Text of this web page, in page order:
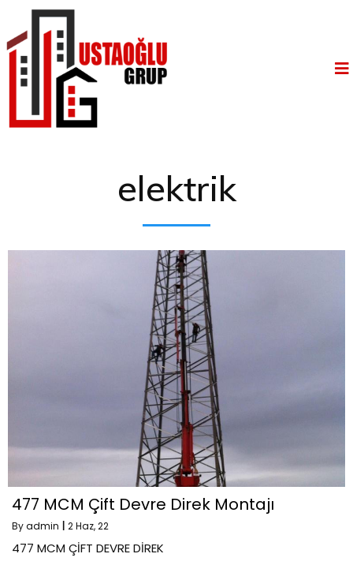
elektrik
477 MCM Çift Devre Direk Montajı
Byadmin 2Haz, 22
477 MCM ÇİFT DEVRE DİREK